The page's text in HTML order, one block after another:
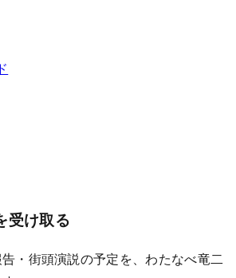
受け取る
・街頭演説の予定を、わたなべ竜二